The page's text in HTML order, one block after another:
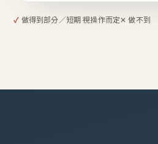
✓ 做得到部分／短期 視操作而定✕ 做不到